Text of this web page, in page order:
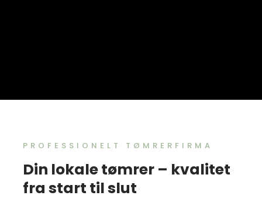
​PROFESSIONELT TØMRERFIRMA
Din lokale tømrer – kvalitet
fra start til slut